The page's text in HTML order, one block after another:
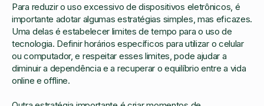
Para reduzir o uso excessivo de dispositivos eletrônicos, é
importante adotar algumas estratégias simples, mas eficazes.
Uma delas é estabelecer limites de tempo para o uso de
tecnologia. Definir horários específicos para utilizar o celular
ou computador, e respeitar esses limites, pode ajudar a
diminuir a dependência e a recuperar o equilíbrio entre a vida
online e offline.